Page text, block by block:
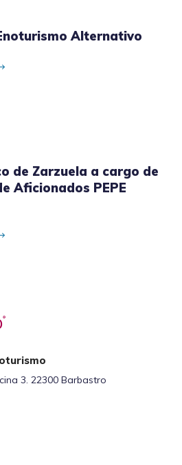
Alternativo
de Zarzuela a cargo de
Aficionados PEPE
3. 22300 Barbastro